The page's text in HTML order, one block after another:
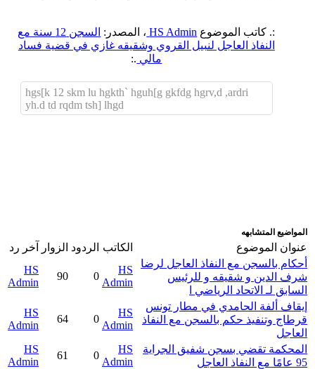
:. كاتب الموضوع HS Admin ، المصدر:
السجن 12 سنة مع
النفاذ العاجل لنبيل القروي وشقيقه غازي في قضية فساد
مالي .:
hgs[k 12 skm lu hgkth` hguh[g gkfdg hgrv,d ,ardri
yh.d td rqdm tsh] lhgd
المواضيع المتشابهه
عنوان الموضوع الكاتب الردود الزوار
آخر رد
أحكام بالسجن مع النفاذ العاجل لرضا
شرف الدين و شقيقه و للرئيس
السابق لـ الاتحاد الرياضي ا
HS
Admin
0
90
HS
Admin
إيقاف ألفة الحامدي في مطار تونس
قرطاج وتنفيذ حكم بالسجن مع النفاذ
العاجل
HS
Admin
0
64
HS
Admin
المحكمة تقضي بسجن شفيق الجراية
95 عامًا مع النفاذ العاجل
HS
Admin
0
61
HS
Admin